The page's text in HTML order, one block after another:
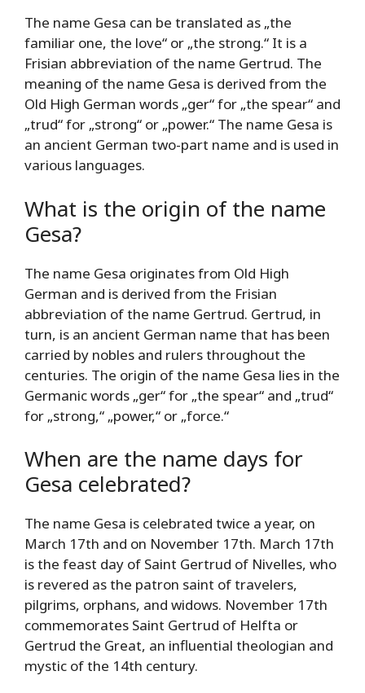
The name Gesa can be translated as „the
familiar one, the love“ or „the strong.“ It is a
Frisian abbreviation of the name Gertrud. The
meaning of the name Gesa is derived from the
Old High German words „ger“ for „the spear“ and
„trud“ for „strong“ or „power.“ The name Gesa is
an ancient German two-part name and is used in
various languages.
What is the origin of the name
Gesa?
The name Gesa originates from Old High
German and is derived from the Frisian
abbreviation of the name Gertrud. Gertrud, in
turn, is an ancient German name that has been
carried by nobles and rulers throughout the
centuries. The origin of the name Gesa lies in the
Germanic words „ger“ for „the spear“ and „trud“
for „strong,“ „power,“ or „force.“
When are the name days for
Gesa celebrated?
The name Gesa is celebrated twice a year, on
March 17th and on November 17th. March 17th
is the feast day of Saint Gertrud of Nivelles, who
is revered as the patron saint of travelers,
pilgrims, orphans, and widows. November 17th
commemorates Saint Gertrud of Helfta or
Gertrud the Great, an influential theologian and
mystic of the 14th century.